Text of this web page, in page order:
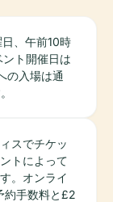
、午前10時
ト開催日は
の入場は通
スでチケッ
トによって
。オンライ
約手数料と£2